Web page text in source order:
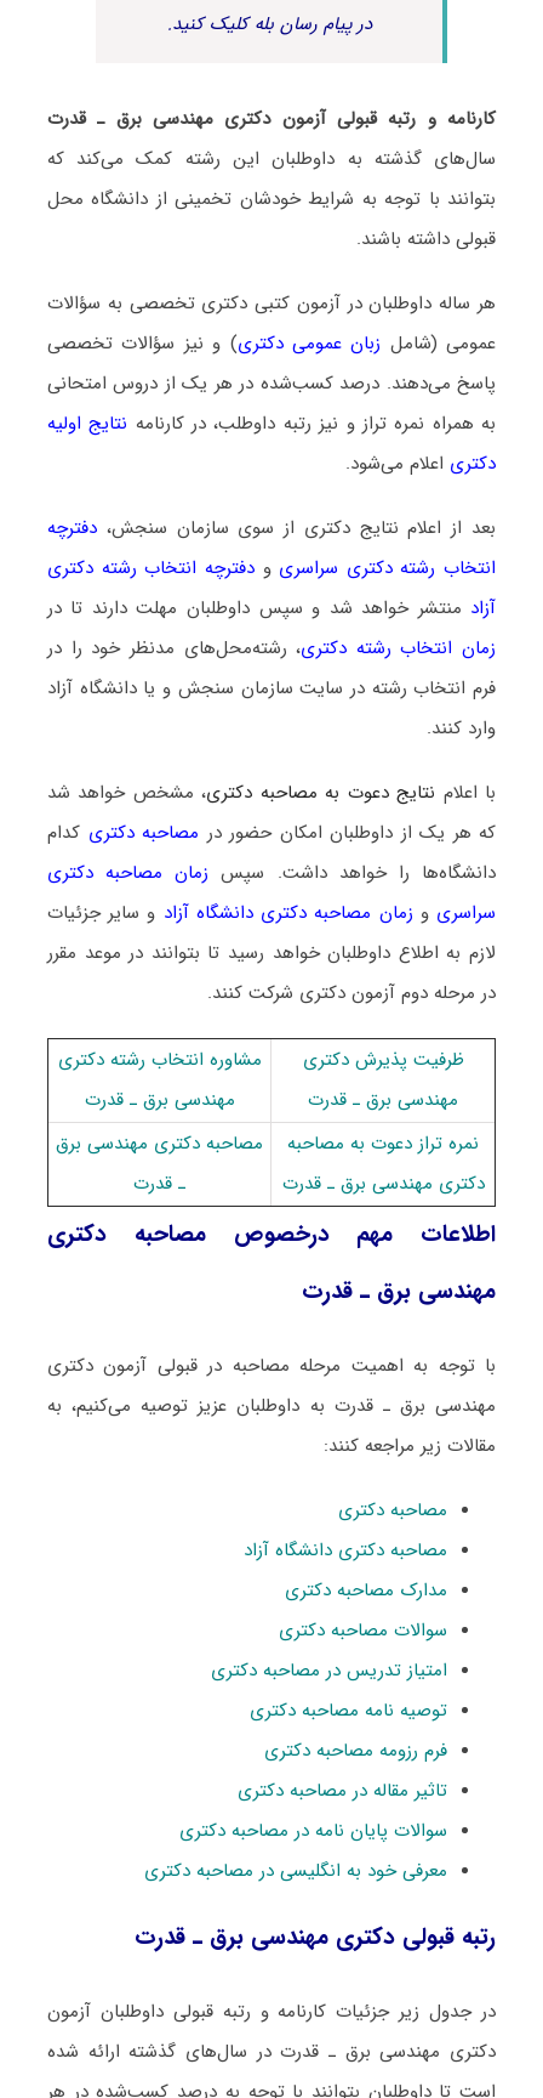
در پیام رسان بله کلیک کنید.
کارنامه و رتبه قبولی آزمون دکتری مهندسی برق ـ ﻗﺪرت
سال‌های گذشته به داوطلبان این رشته کمک می‌کند که
بتوانند با توجه به شرایط خودشان تخمینی از دانشگاه محل
قبولی داشته باشند.
هر ساله داوطلبان در آزمون کتبی دکتری تخصصی به سؤالات
عمومی (شامل زبان عمومی دکتری) و نیز سؤالات تخصصی
پاسخ می‌دهند. درصد کسب‌شده در هر یک از دروس امتحانی
به همراه نمره تراز و نیز رتبه داوطلب، در کارنامه نتایج اولیه
دکتری اعلام می‌شود.
بعد از اعلام نتایج دکتری از سوی سازمان سنجش،دفترچه
انتخاب رشته دکتری سراسری ودفترچه انتخاب رشته دکتری
آزاد منتشر خواهد شد و سپس داوطلبان مهلت دارند تا در
زمان انتخاب رشته دکتری، رشته‌محل‌های مدنظر خود را در
فرم انتخاب رشته در سایت سازمان سنجش و یا دانشگاه آزاد
وارد کنند.
با اعلام نتایج دعوت به مصاحبه دکتری، مشخص خواهد شد
که هر یک از داوطلبان امکان حضور در مصاحبه دکتری کدام
دانشگاه‌ها را خواهد داشت. سپس زمان مصاحبه دکتری
سراسری و زمان مصاحبه دکتری دانشگاه آزاد و سایر جزئیات
لازم به اطلاع داوطلبان خواهد رسید تا بتوانند در موعد مقرر
در مرحله دوم آزمون دکتری شرکت کنند.
ظرفیت پذیرش دکتری
مهندسی برق ـ ﻗﺪرت
مشاوره انتخاب رشته دکتری
مهندسی برق ـ ﻗﺪرت
نمره تراز دعوت به مصاحبه
دکتری مهندسی برق ـ ﻗﺪرت
مصاحبه دکتری مهندسی برق
ـ ﻗﺪرت
اطلاعات مهم درخصوص مصاحبه دکتری
مهندسی برق ـ ﻗﺪرت
با توجه به اهمیت مرحله مصاحبه در قبولی آزمون دکتری
مهندسی برق ـ ﻗﺪرت به داوطلبان عزیز توصیه می‌کنیم، به
مقالات زیر مراجعه کنند:
مصاحبه دکتری
مصاحبه دکتری دانشگاه آزاد
مدارک مصاحبه دکتری
سوالات مصاحبه دکتری
امتیاز تدریس در مصاحبه دکتری
توصیه نامه مصاحبه دکتری
فرم رزومه مصاحبه دکتری
تاثیر مقاله در مصاحبه دکتری
سوالات پایان نامه در مصاحبه دکتری
معرفی خود به انگلیسی در مصاحبه دکتری
رتبه قبولی دکتری مهندسی برق ـ ﻗﺪرت
در جدول زیر جزئیات کارنامه و رتبه قبولی داوطلبان آزمون
دکتری مهندسی برق ـ ﻗﺪرت در سال‌های گذشته ارائه شده
است تا داوطلبان بتوانند با توجه به درصد کسب‌شده در هر